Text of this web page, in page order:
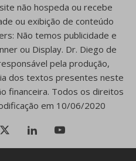
não hospeda ou recebe
ou exibição de conteúdo
Não temos publicidade e
ou Display. Dr. Diego de
pela produção,
dos textos presentes neste
financeira. Todos os direitos
em 10/06/2020